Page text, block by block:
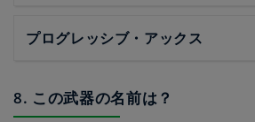
プログレッシブ・アックス
8. この武器の名前は？